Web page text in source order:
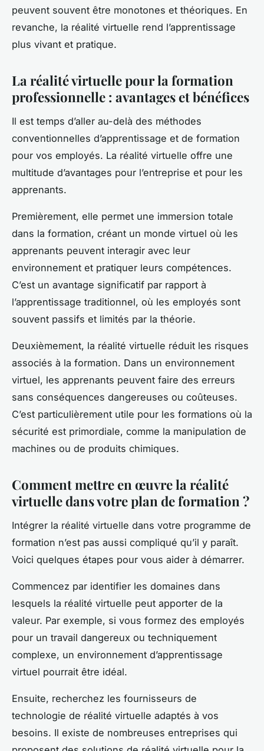
peuvent souvent être monotones et théoriques. En
revanche, la réalité virtuelle rend l’apprentissage
plus vivant et pratique.
La réalité virtuelle pour la formation
professionnelle : avantages et bénéfices
Il est temps d’aller au-delà des méthodes
conventionnelles d’apprentissage et de formation
pour vos employés. La réalité virtuelle offre une
multitude d’avantages pour l’entreprise et pour les
apprenants.
Premièrement, elle permet une immersion totale
dans la formation, créant un monde virtuel où les
apprenants peuvent interagir avec leur
environnement et pratiquer leurs compétences.
C’est un avantage significatif par rapport à
l’apprentissage traditionnel, où les employés sont
souvent passifs et limités par la théorie.
Deuxièmement, la réalité virtuelle réduit les risques
associés à la formation. Dans un environnement
virtuel, les apprenants peuvent faire des erreurs
sans conséquences dangereuses ou coûteuses.
C’est particulièrement utile pour les formations où la
sécurité est primordiale, comme la manipulation de
machines ou de produits chimiques.
Comment mettre en œuvre la réalité
virtuelle dans votre plan de formation ?
Intégrer la réalité virtuelle dans votre programme de
formation n’est pas aussi compliqué qu’il y paraît.
Voici quelques étapes pour vous aider à démarrer.
Commencez par identifier les domaines dans
lesquels la réalité virtuelle peut apporter de la
valeur. Par exemple, si vous formez des employés
pour un travail dangereux ou techniquement
complexe, un environnement d’apprentissage
virtuel pourrait être idéal.
Ensuite, recherchez les fournisseurs de
technologie de réalité virtuelle adaptés à vos
besoins. Il existe de nombreuses entreprises qui